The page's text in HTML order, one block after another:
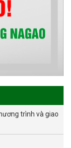
trình và giao